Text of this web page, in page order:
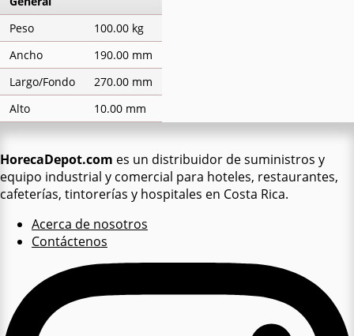
Peso
100.00 kg
Ancho
190.00 mm
Largo/Fondo
270.00 mm
Alto
10.00 mm
HorecaDepot.com es un distribuidor de suministros y
equipo industrial y comercial para hoteles, restaurantes,
cafeterías, tintorerías y hospitales en Costa Rica.
Acerca de nosotros
Contáctenos